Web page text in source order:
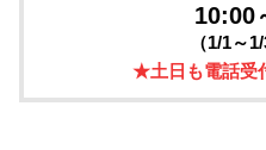
10:00
（1/1～
★土日も電話受